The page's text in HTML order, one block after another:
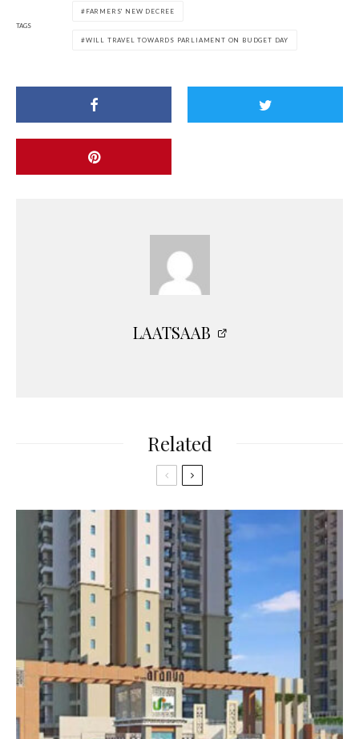
TAGS
FARMERS' NEW DECREE
WILL TRAVEL TOWARDS PARLIAMENT ON BUDGET DAY
LAATSAAB
Related